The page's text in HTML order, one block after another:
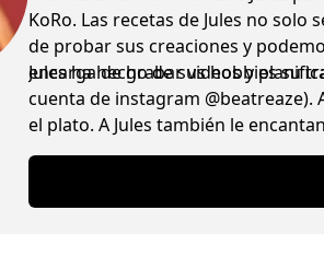
KoRo. Las recetas de Jules no
de probar sus creaciones y
encarga de grabar videos y
Jules ha hecho de sus hobbies su
cuenta de instagram @beatreaze).
el plato. A Jules también le